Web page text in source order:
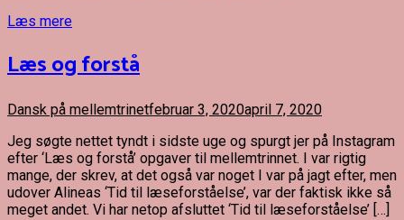
Læs mere
Læs og forstå
Dansk på mellemtrinetfebruar 3, 2020april 7, 2020
Jeg søgte nettet tyndt i sidste uge og spurgt jer på Instagram
efter ‘Læs og forstå’ opgaver til mellemtrinnet. I var rigtig
mange, der skrev, at det også var noget I var på jagt efter, men
udover Alineas ‘Tid til læseforståelse’, var der faktisk ikke så
meget andet. Vi har netop afsluttet ‘Tid til læseforståelse’ […]